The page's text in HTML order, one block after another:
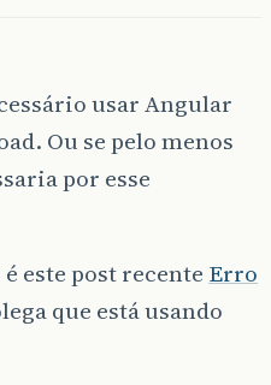
usar Angular
Ou se pelo menos
por esse
este post recente Erro
que está usando